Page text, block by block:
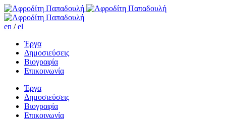
en /el
Έργα
Δημοσιεύσεις
Βιογραφία
Επικοινωνία
Έργα
Δημοσιεύσεις
Βιογραφία
Επικοινωνία